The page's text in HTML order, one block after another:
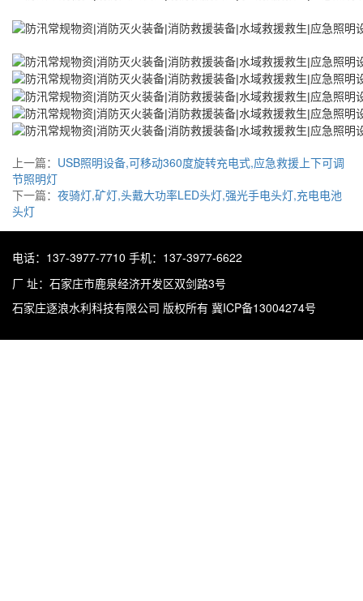
上一篇： USB照明设备,可移动360度旋转充电式,应急救援上下可调
节照明灯
下一篇： 夜骑灯,矿灯,头戴大功率LED头灯,强光手电头灯,充电电池
头灯
电话：137-3977-7710 手机：137-3977-6622
厂 址：石家庄市鹿泉经济开发区双剑路3号
石家庄逐浪水利科技有限公司 版权所有 冀ICP备13004274号